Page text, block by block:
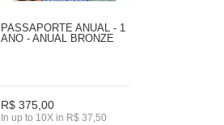
PASSAPORTE ANUAL - 1
ANO - ANUAL BRONZE
R$ 375,00
In up to 10X in R$ 37,50